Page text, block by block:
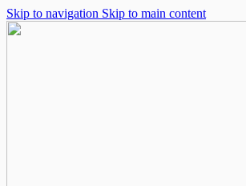
Skip to navigation Skip to main content